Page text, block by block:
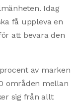
Idag
få uppleva en
att bevara den
av marken
områden mellan
sig från allt